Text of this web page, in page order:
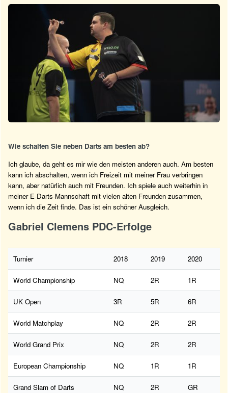
Wie schalten Sie neben Darts am besten ab?
Ich glaube, da geht es mir wie den meisten anderen auch. Am besten
kann ich abschalten, wenn ich Freizeit mit meiner Frau verbringen
kann, aber natürlich auch mit Freunden. Ich spiele auch weiterhin in
meiner E-Darts-Mannschaft mit vielen alten Freunden zusammen,
wenn ich die Zeit finde. Das ist ein schöner Ausgleich.
Gabriel Clemens PDC-Erfolge
Turnier 2018 2019 2020
World Championship NQ 2R 1R
UK Open 3R 5R 6R
World Matchplay NQ 2R 2R
World Grand Prix NQ 2R 2R
European Championship NQ 1R 1R
Grand Slam of Darts NQ 2R GR